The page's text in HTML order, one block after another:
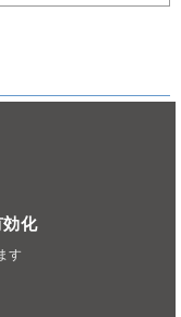
化
す